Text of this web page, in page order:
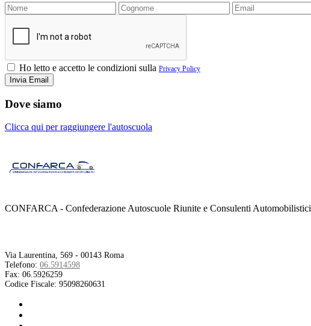
Ho letto e accetto le condizioni sulla Privacy Policy
Dove siamo
Clicca qui per raggiungere l'autoscuola
CONFARCA - Confederazione Autoscuole Riunite e Consulenti Automobilistici
Via Laurentina, 569 - 00143 Roma
Telefono: 06.5914598
Fax: 06.5926259
Codice Fiscale: 95098260631